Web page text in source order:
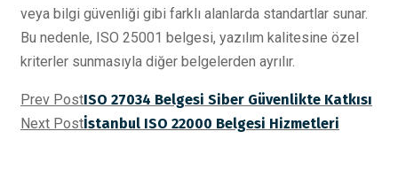
veya bilgi güvenliği gibi farklı alanlarda standartlar sunar.
Bu nedenle, ISO 25001 belgesi, yazılım kalitesine özel
kriterler sunmasıyla diğer belgelerden ayrılır.
Prev PostISO 27034 Belgesi Siber Güvenlikte Katkısı
Next Postİstanbul ISO 22000 Belgesi Hizmetleri